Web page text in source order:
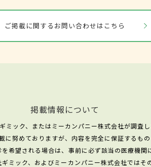
ご掲載に関するお問い合わせはこちら
掲載情報について
ミック、またはミーカンパニー株式会社が調査し
に努めておりますが、内容を完全に保証するもの
希望される場合は、事前に必ず該当の医療機関
ミック、およびミーカンパニー株式会社ではそ